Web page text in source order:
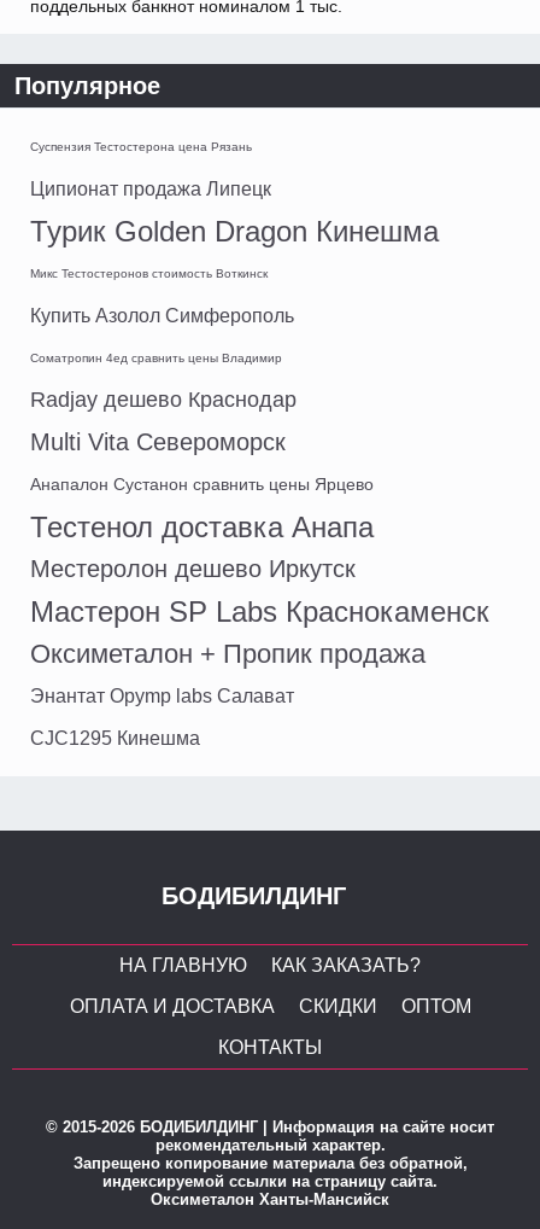
поддельных банкнот номиналом 1 тыс.
Популярное
Суспензия Тестостерона цена Рязань
Ципионат продажа Липецк
Турик Golden Dragon Кинешма
Микс Тестостеронов стоимость Воткинск
Купить Азолол Симферополь
Cоматропин 4ед сравнить цены Владимир
Radjay дешево Краснодар
Multi Vita Североморск
Анапалон Сустанон сравнить цены Ярцево
Тестенол доставка Анапа
Местеролон дешево Иркутск
Мастерон SP Labs Краснокаменск
Оксиметалон + Пропик продажа
Энантат Opymp labs Салават
CJC1295 Кинешма
БОДИБИЛДИНГ
НА ГЛАВНУЮ
КАК ЗАКАЗАТЬ?
ОПЛАТА И ДОСТАВКА
СКИДКИ
ОПТОМ
КОНТАКТЫ
© 2015-2026 БОДИБИЛДИНГ | Информация на сайте носит
рекомендательный характер.
Запрещено копирование материала без обратной,
индексируемой ссылки на страницу сайта.
Оксиметалон Ханты-Мансийск